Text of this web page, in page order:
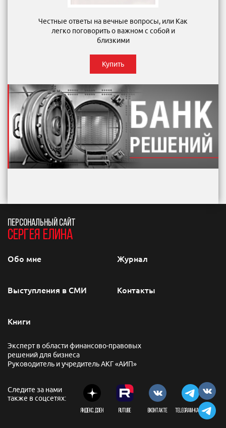
Честные ответы на вечные вопросы, или Как
легко поговорить о важном с собой и
близкими
Купить
ПЕРСОНАЛЬНЫЙ САЙТ
СЕРГЕЯ ЕЛИНА
Обо мне
Выступления в СМИ
Книги
Журнал
Контакты
Эксперт в области финансово-правовых
решений для бизнеса
Руководитель и учредитель АКГ «АИП»
Следите за нами
также в соцсетях:
Яндекс. Дзен Rutube вконтакте TELEGRAM-канал